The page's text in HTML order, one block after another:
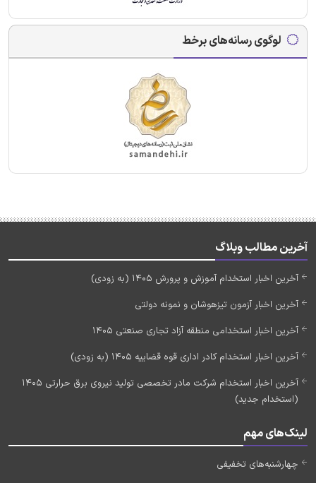
لوگوی رسانه‌های برخط
آخرین مطالب وبلاگ
آخرین اخبار استخدام آموزش و پرورش 1405 (به زودی)
آخرین اخبار آزمون تیزهوشان و نمونه دولتی
آخرین اخبار استخدامی منطقه آزاد تجاری صنعتی 1405
آخرین اخبار استخدام کادر اداری قوه قضاییه 1405 (به زودی)
آخرین اخبار استخدام شرکت مادر تخصصی تولید نیروی برق حرارتی 1405
(استخدام جدید)
لینک‌های مهم
چهارشنبه‌های تخفیفی